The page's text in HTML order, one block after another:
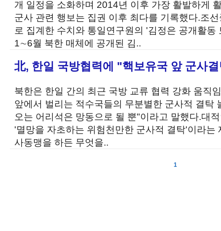
개 일정을 소화하며 2014년 이후 가장 활발하게
군사 관련 행보는 집권 이후 최다를 기록했다.조
로 집계한 수치와 통일연구원의 '김정은 공개활
1∼6월 북한 매체에 공개된 김..
北, 한일 국방협력에 "핵보유국 앞 군사
북한은 한일 간의 최근 국방 교류 협력 강화 움직
앞에서 벌리는 적수국들의 무분별한 군사적 결탁
오는 어리석은 망동으로 될 뿐"이라고 말했다.대
'멸망을 자초하는 위험천만한 군사적 결탁'이라는
사동맹을 하든 무엇을..
1